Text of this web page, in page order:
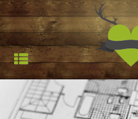
HOCHSTAND
STARTSEITE
TROPHÄEN
REFERENZEN